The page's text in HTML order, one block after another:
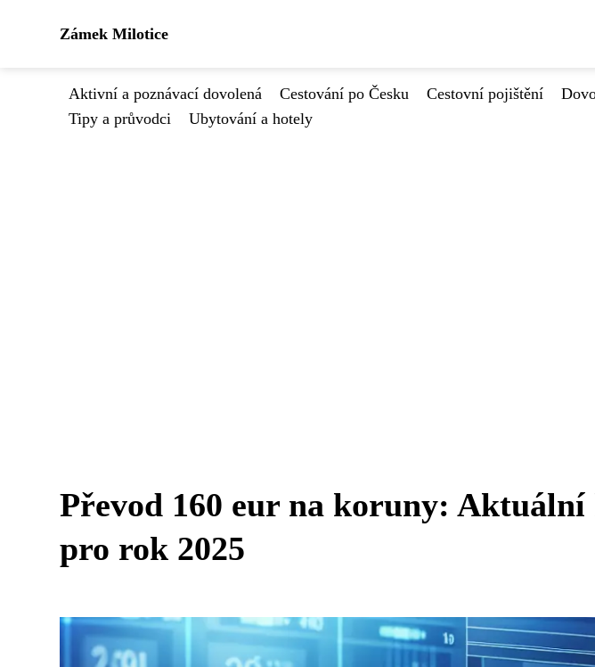
Zámek Milotice
Aktivní a poznávací dovolená Cestování po Česku Cestovní pojištění
Tipy a průvodci
Ubytování a hotely
Převod 160 eur na koruny:
pro rok 2025